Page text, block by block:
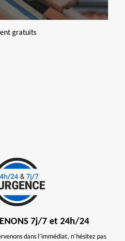
gratuits
7j/7 et 24h/24
dans l’immédiat, n’hésitez pas